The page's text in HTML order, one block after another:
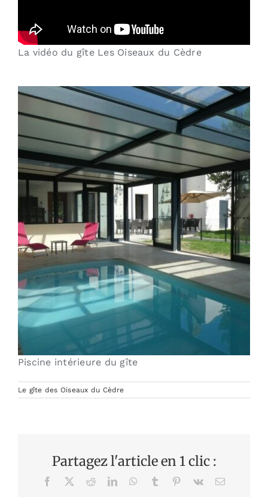
La vidéo du gîte Les Oiseaux du Cèdre
Piscine intérieure du gîte
Le gîte des Oiseaux du Cèdre
Partagez l'article en 1 clic :
Facebook RedditLinkedInWhatsApp
Tumblr Pinterest
Vk Email